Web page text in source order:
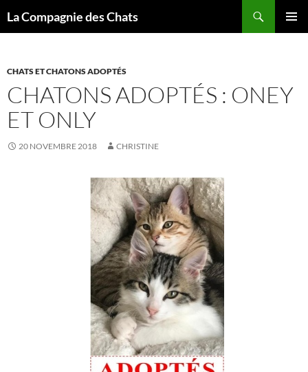
La Compagnie des Chats
CHATS ET CHATONS ADOPTÉS
CHATONS ADOPTÉS : ONEY
ET ONLY
20 NOVEMBRE 2018 CHRISTINE